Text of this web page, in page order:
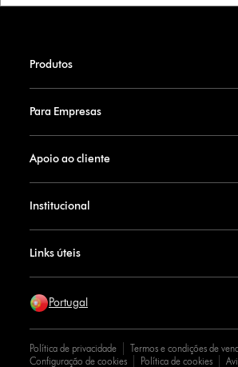
Produtos
Para Empresas
Apoio ao cliente
Institucional
Links úteis
Portugal
Política de privacidade
Termos e condições de
Configuração de cookies
Política de cookies